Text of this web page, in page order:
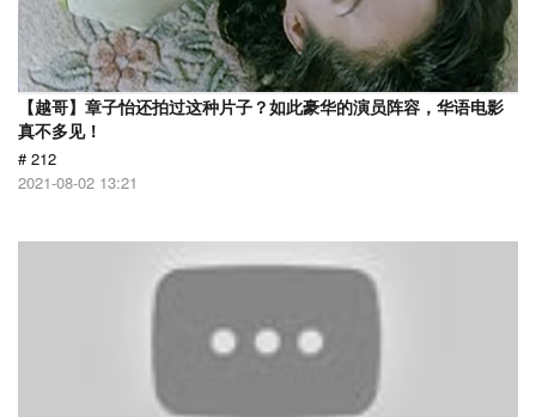
【越哥】章子怡还拍过这种片子？如此豪华的演员阵容，华语电影
真不多见！
# 212
2021-08-02 13:21